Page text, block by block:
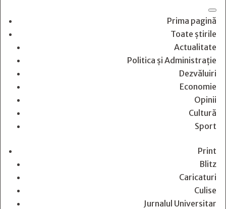
Prima pagină
Toate știrile
Actualitate
Politica și Administrație
Dezvăluiri
Economie
Opinii
Cultură
Sport
Print
Blitz
Caricaturi
Culise
Jurnalul Universitar